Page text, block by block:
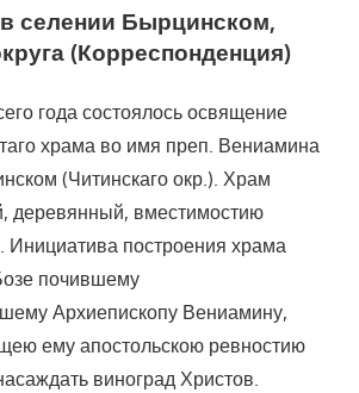
селении Бырцинском,
(Корреспонденция)
года состоялось освящение
храма во имя преп. Вениамина
(Читинскаго окр.). Храм
деревянный, вместимостию
Инициатива построения храма
почившему
Архиепископу Вениамину,
ему апостольскою ревностию
виноград Христов.